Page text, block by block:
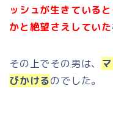
ッシュが生きている
かと絶望さえしていた
その上でその男は、
びかけるのでした。